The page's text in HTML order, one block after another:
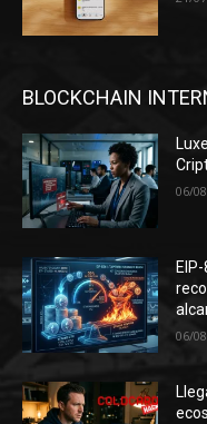
BLOCKCHAIN
06/
06/